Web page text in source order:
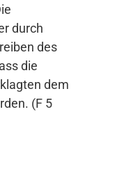
durch
des
die
dem
(F 5